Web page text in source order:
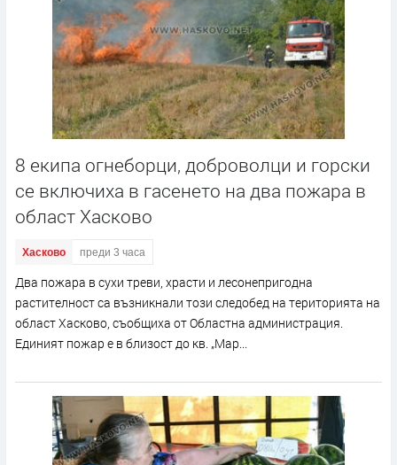
8 екипа огнеборци, доброволци и горски
се включиха в гасенето на два пожара в
област Хасково
Хасково преди 3 часа
Два пожара в сухи треви, храсти и лесонепригодна
растителност са възникнали този следобед на територията на
област Хасково, съобщиха от Областна администрация.
Единият пожар е в близост до кв. „Мар...